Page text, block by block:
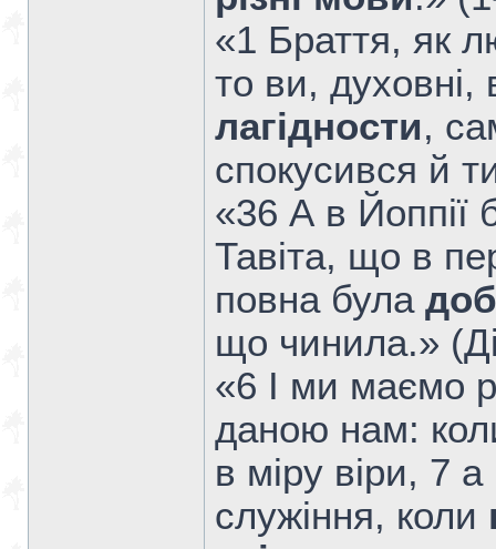
«1 Браття, як
то ви, духовні,
лагідности,
спокусився й
«36 А в Йоппії
Тавіта, що в
повна була
що чинила.»
«6 І ми маємо
даною нам:
в міру віри, 7
служіння, коли